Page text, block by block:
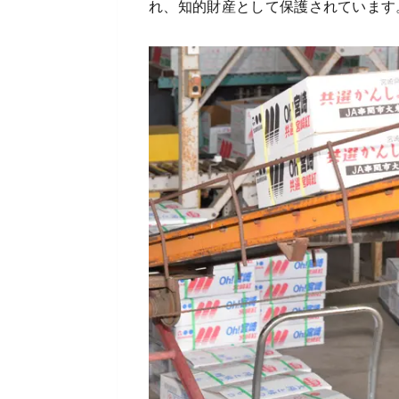
れ、知的財産として保護されています